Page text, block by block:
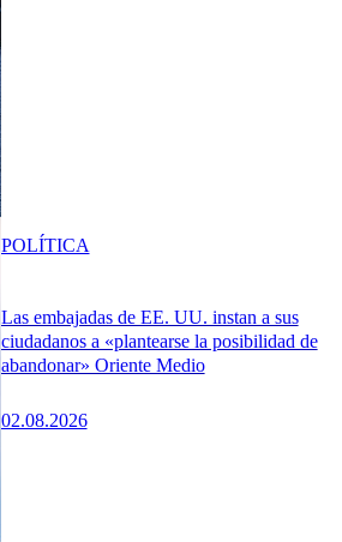
Las embajadas de EE. UU. instan a sus
ciudadanos a «plantearse la posibilidad de
abandonar» Oriente Medio
02.08.2026
POLÍTICA